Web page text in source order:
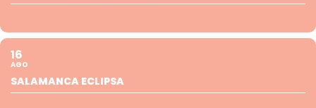
16
AGO
SALAMANCA ECLIPSA